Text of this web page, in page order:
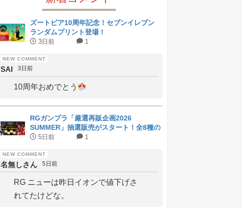
ズートピア10周年記念！セブンイレブン
ランダムプリント登場！
3日前 1
SAI 3日前
10周年おめでとう
RGガンプラ「厳選再販企画2026
SUMMER」抽選販売がスタート！全8種の
ラインナップと受付期間
5日前 1
名無しさん 5日前
RG ニューは昨日イオンで値下げさ
れてたけどな。